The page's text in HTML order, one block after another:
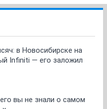
в Новосибирске на
Infiniti — его заложил
вы не знали о самом